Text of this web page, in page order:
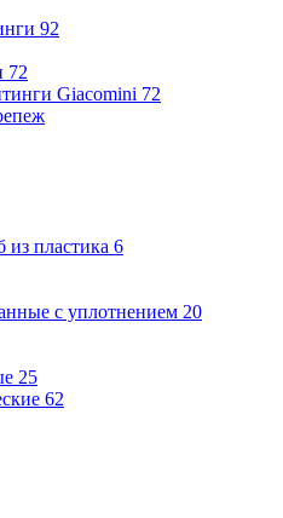
92
72
Giacomini 72
пластика 6
с уплотнением 20
25
62